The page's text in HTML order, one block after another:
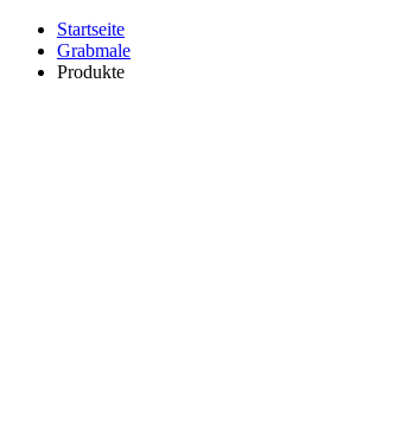
Startseite
Grabmale
Produkte